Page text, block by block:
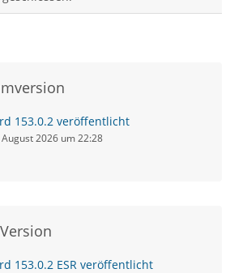
153.0.2 veröffentlicht
2026 um 22:28
153.0.2 ESR veröffentlicht